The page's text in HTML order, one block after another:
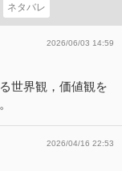
ネタバレ
2026/06/03 14:59
世界観，価値観を
2026/04/16 22:53